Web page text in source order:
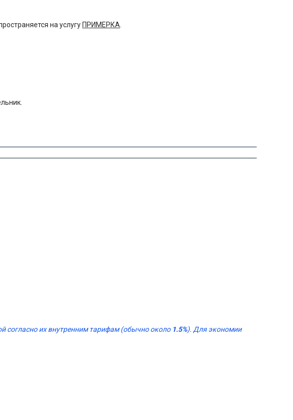
на услугуПРИМЕРКА
согласно их внутренним тарифам (обычно около 1.5%). Для экономии